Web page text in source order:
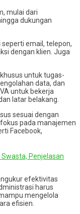
mulai dari
dukungan
email, telepon,
dengan klien. Juga
untuk tugas-
data, dan
untuk bekerja
latar belakang.
sesuai dengan
pada manajemen
Facebook,
Penjelasan
efektivitas
harus
mengelola
efisien.